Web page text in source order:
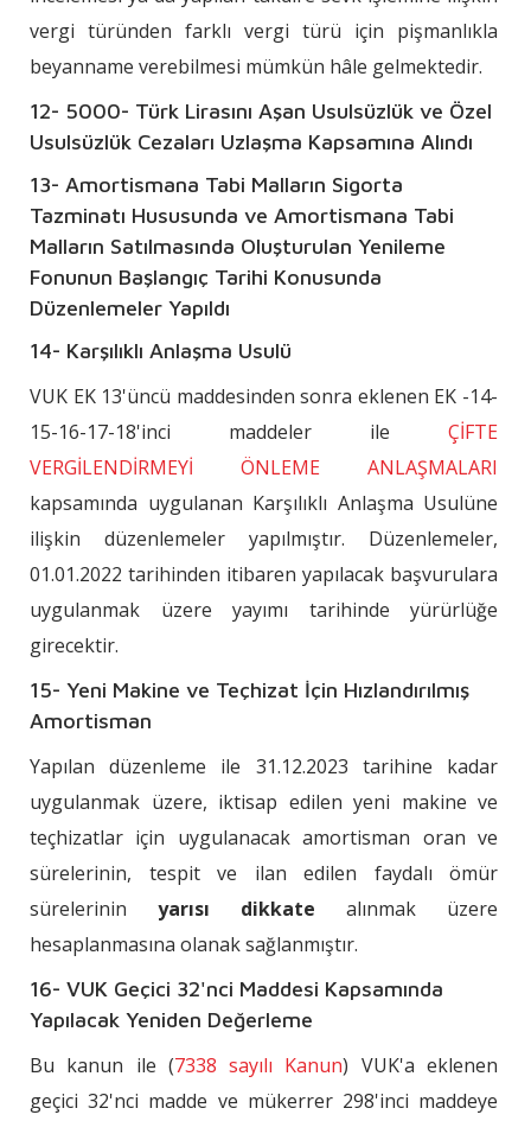
vergi türünden farklı vergi türü için pişmanlıkla
beyanname verebilmesi mümkün hâle gelmektedir.
12- 5000- Türk Lirasını Aşan Usulsüzlük ve Özel
Usulsüzlük Cezaları Uzlaşma Kapsamına Alındı
13- Amortismana Tabi Malların Sigorta
Tazminatı Hususunda ve Amortismana Tabi
Malların Satılmasında Oluşturulan Yenileme
Fonunun Başlangıç Tarihi Konusunda
Düzenlemeler Yapıldı
14- Karşılıklı Anlaşma Usulü
VUK EK 13'üncü maddesinden sonra eklenen EK -14-
15-16-17-18'inci maddeler ile ÇİFTE
VERGİLENDİRMEYİ ÖNLEME ANLAŞMALARI
kapsamında uygulanan Karşılıklı Anlaşma Usulüne
ilişkin düzenlemeler yapılmıştır. Düzenlemeler,
01.01.2022 tarihinden itibaren yapılacak başvurulara
uygulanmak üzere yayımı tarihinde yürürlüğe
girecektir.
15- Yeni Makine ve Teçhizat İçin Hızlandırılmış
Amortisman
Yapılan düzenleme ile 31.12.2023 tarihine kadar
uygulanmak üzere, iktisap edilen yeni makine ve
teçhizatlar için uygulanacak amortisman oran ve
sürelerinin, tespit ve ilan edilen faydalı ömür
sürelerinin yarısı dikkate alınmak üzere
hesaplanmasına olanak sağlanmıştır.
16- VUK Geçici 32'nci Maddesi Kapsamında
Yapılacak Yeniden Değerleme
Bu kanun ile (7338 sayılı Kanun) VUK'a eklenen
geçici 32'nci madde ve mükerrer 298'inci maddeye